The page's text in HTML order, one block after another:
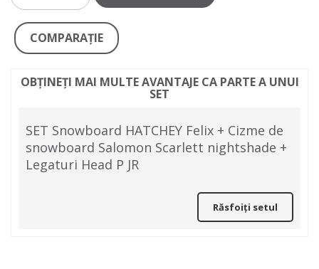
COMPARAŢIE
OBȚINEȚI MAI MULTE AVANTAJE CA PARTE A UNUI
SET
SET Snowboard HATCHEY Felix + Cizme de
snowboard Salomon Scarlett nightshade +
Legaturi Head P JR
Răsfoiți setul